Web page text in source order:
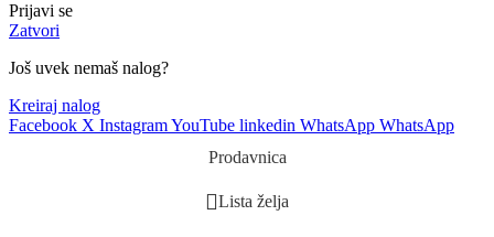
Prijavi se
Zatvori
Još uvek nemaš nalog?
Kreiraj nalog
Facebook X InstagramYouTube linkedin WhatsApp WhatsApp
Prodavnica
Lista želja